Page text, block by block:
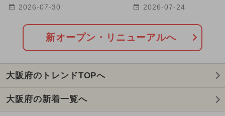
2026年8月のイベント
2024年11月のイベント
2026年2月のイベント
2026年3月のイベント
ドホテルで最大26時間ステイ
2026-07-30
「ANELLA CAFE」
2026-07-24
新オープン・リニューアルへ
大阪府のトレンドTOPへ
大阪府の新着一覧へ